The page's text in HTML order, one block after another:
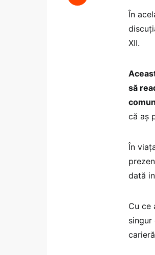
În
XII.
să
că aș
În
dată
Cu ce
singur